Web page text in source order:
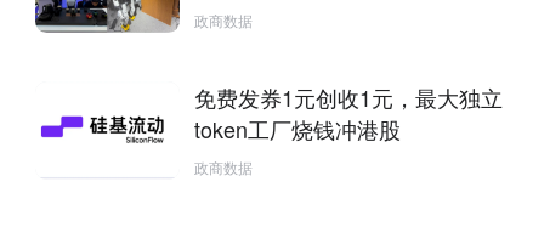
政商数据
免费发券1元创收1元，最大独立
token工厂烧钱冲港股
政商数据